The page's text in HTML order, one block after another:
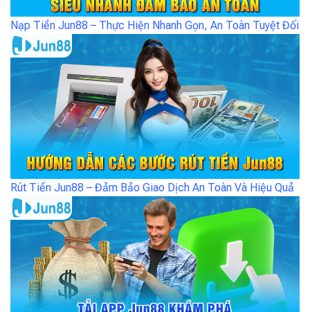
Nạp Tiền Jun88 – Thực Hiện Nhanh Gọn, An Toàn Tuyệt Đối
Rút Tiền Jun88 – Đảm Bảo Giao Dịch An Toàn Và Hiệu Quả